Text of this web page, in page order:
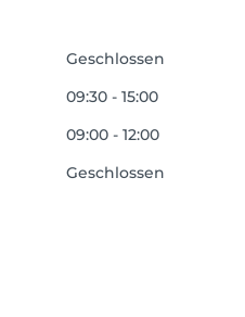
Geschlossen
09:30 - 15:00
09:00 - 12:00
Geschlossen